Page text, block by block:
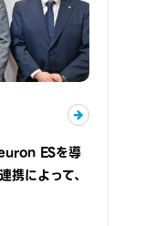
ESを導
によって、